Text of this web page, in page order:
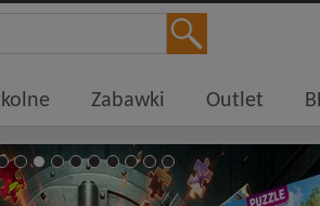
Zabawki Outlet